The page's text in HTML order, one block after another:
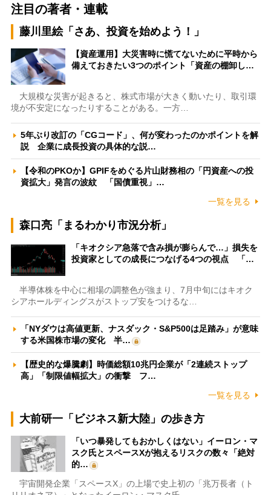
注目の著者・連載
藤川里絵「さあ、投資を始めよう！」
【資産運用】大災害時に慌てないために平時から
備えておきたい3つのポイント「資産の棚卸し…
大規模な災害が起きると、株式市場が大きく動いたり、取引環
境が不安定になったりすることがある。一方…
5年ぶり改訂の「CGコード」、何が変わったのかポイントを解
説 企業に成長投資の具体的な説…
【令和のPKOか】GPIFをめぐる片山財務相の「円資産への投
資拡大」発言の波紋 「国債重視」…
一覧を見る
森口亮「まるわかり市況分析」
「キオクシア急落で含み損が膨らんで…」損失を
投資家としての成長につなげる4つの視点 「…
半導体株を中心に相場の調整色が強まり、7月中旬にはキオク
シアホールディングスがストップ安をつけるな…
「NYダウは高値更新、ナスダック・S&P500は足踏み」が意味
する米国株市場の変化 半…
【歴史的な爆騰劇】時価総額10兆円企業が「2連続ストップ
高」「制限値幅拡大」の衝撃 フ…
一覧を見る
大前研一「ビジネス新大陸」の歩き方
「いつ暴発してもおかしくはない」イーロン・マ
スク氏とスペースXが抱えるリスクの数々「絶対
的…
宇宙開発企業「スペースX」の上場で史上初の「兆万長者（ト